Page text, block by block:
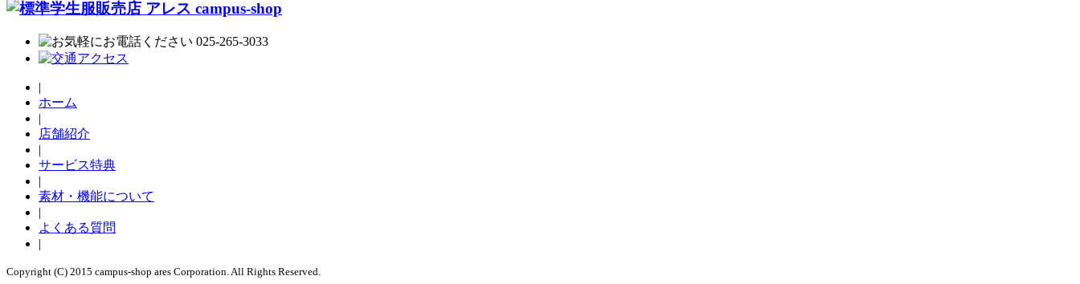
|
ホーム
|
店舗紹介
|
サービス特典
|
素材・機能について
|
よくある質問
|
Copyright (C) 2015 campus-shop ares Corporation. All Rights Reserved.